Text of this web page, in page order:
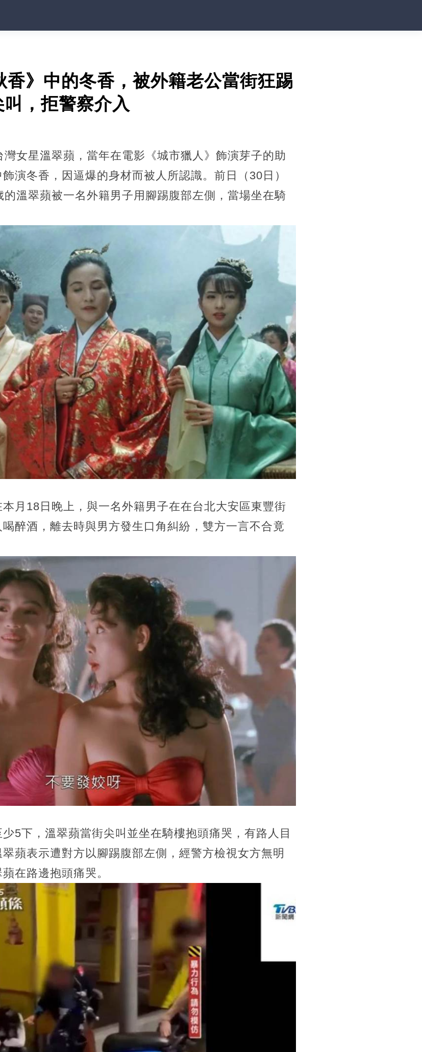
香》中的冬香，被外籍老公當街狂踢
，拒警察介入
女星溫翠蘋，當年在電影《城市獵人》飾演芽子的助
演冬香，因逼爆的身材而被人所認識。前日（30日）
溫翠蘋被一名外籍男子用腳踢腹部左側，當場坐在騎
月18日晚上，與一名外籍男子在在台北大安區東豐街
醉酒，離去時與男方發生口角糾紛，雙方一言不合竟
5下，溫翠蘋當街尖叫並坐在騎樓抱頭痛哭，有路人目
蘋表示遭對方以腳踢腹部左側，經警方檢視女方無明
在路邊抱頭痛哭。